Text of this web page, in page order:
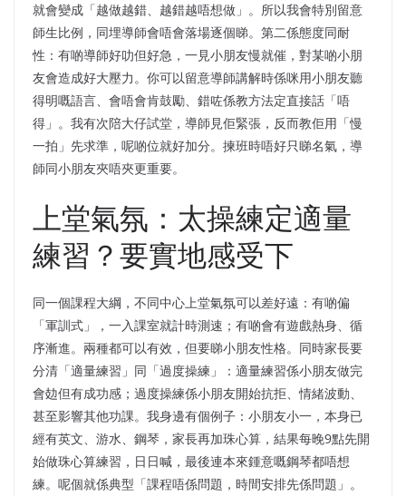
就會變成「越做越錯、越錯越唔想做」。所以我會特別留意
師生比例，同埋導師會唔會落場逐個睇。第二係態度同耐
性：有啲導師好叻但好急，一見小朋友慢就催，對某啲小朋
友會造成好大壓力。你可以留意導師講解時係咪用小朋友聽
得明嘅語言、會唔會肯鼓勵、錯咗係教方法定直接話「唔
得」。我有次陪大仔試堂，導師見佢緊張，反而教佢用「慢
一拍」先求準，呢啲位就好加分。揀班時唔好只睇名氣，導
師同小朋友夾唔夾更重要。
上堂氣氛：太操練定適量
練習？要實地感受下
同一個課程大綱，不同中心上堂氣氛可以差好遠：有啲偏
「軍訓式」，一入課室就計時測速；有啲會有遊戲熱身、循
序漸進。兩種都可以有效，但要睇小朋友性格。同時家長要
分清「適量練習」同「過度操練」：適量練習係小朋友做完
會攰但有成功感；過度操練係小朋友開始抗拒、情緒波動、
甚至影響其他功課。我身邊有個例子：小朋友小一，本身已
經有英文、游水、鋼琴，家長再加珠心算，結果每晚9點先開
始做珠心算練習，日日喊，最後連本來鍾意嘅鋼琴都唔想
練。呢個就係典型「課程唔係問題，時間安排先係問題」。